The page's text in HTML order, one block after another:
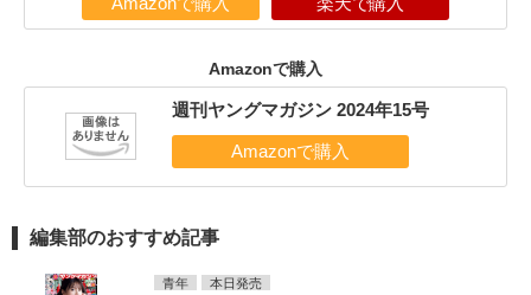
Amazonで購入
週刊ヤングマガジン 2024年15号
編集部のおすすめ記事
青年 本日発売